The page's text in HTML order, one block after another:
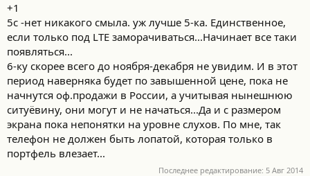
+1
5с -нет никакого смыла. уж лучше 5-ка. Единственное,
если только под LTE заморачиваться...Начинает все таки
появляться...
6-ку скорее всего до ноября-декабря не увидим. И в этот
период наверняка будет по завышенной цене, пока не
начнутся оф.продажи в России, а учитывая нынешнюю
ситуёвину, они могут и не начаться...Да и с размером
экрана пока непонятки на уровне слухов. По мне, так
телефон не должен быть лопатой, которая только в
портфель влезает...
Последнее редактирование: 5 Авг 2014